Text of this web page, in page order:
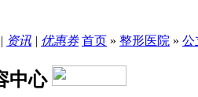
| 资讯 | 优惠券 首页 » 整形医院 » 公
中心